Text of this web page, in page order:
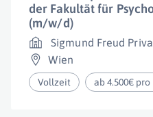
der Fakultät für
(m/w/d)
Sigmund Freud
Wien
Vollzeit ab 4.500€